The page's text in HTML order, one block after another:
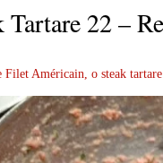
Tartare 22 –
Filet Américain, o steak